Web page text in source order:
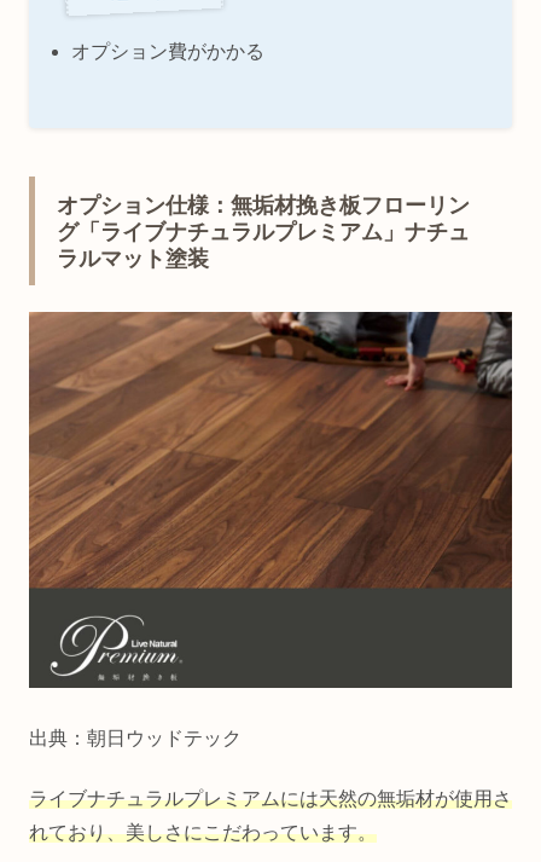
オプション費がかかる
オプション仕様：無垢材挽き板フローリン
グ「ライブナチュラルプレミアム」ナチュ
ラルマット塗装
出典：朝日ウッドテック
ライブナチュラルプレミアムには天然の無垢材が使用さ
れており、美しさにこだわっています。